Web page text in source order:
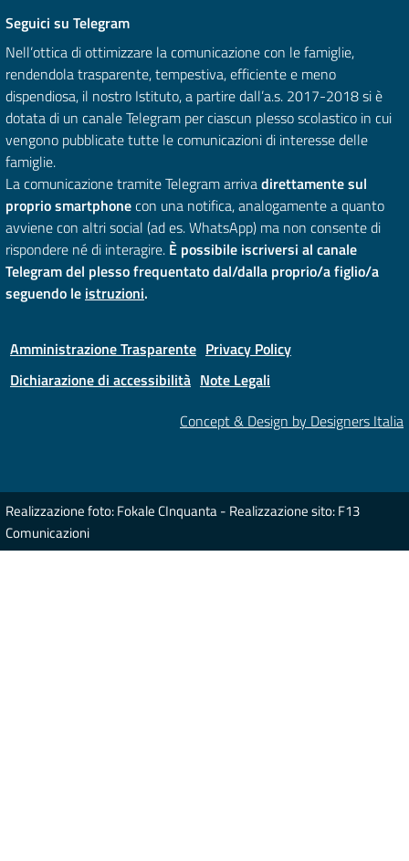
Seguici su Telegram
Nell’ottica di ottimizzare la comunicazione con le famiglie,
rendendola trasparente, tempestiva, efficiente e meno
dispendiosa, il nostro Istituto, a partire dall’a.s. 2017-2018 si è
dotata di un canale Telegram per ciascun plesso scolastico in cui
vengono pubblicate tutte le comunicazioni di interesse delle
famiglie.
La comunicazione tramite Telegram arrivadirettamente sul
proprio smartphonecon una notifica, analogamente a quanto
avviene con altri social (ad es. WhatsApp) ma non consente di
rispondere né di interagire. È possibile iscriversi al canale
Telegram del plesso frequentato dal/dalla proprio/a figlio/a
seguendo le istruzioni.
Amministrazione Trasparente Privacy Policy
Dichiarazione di accessibilità Note Legali
Concept & Design by Designers Italia
Realizzazione foto: Fokale CInquanta - Realizzazione sito: F13
Comunicazioni